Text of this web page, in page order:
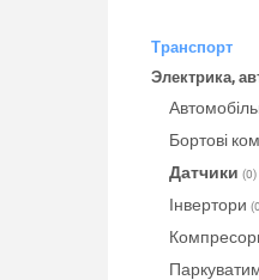
Транспорт
Электрика,
Бортові
Датчики (0)
Інвертори